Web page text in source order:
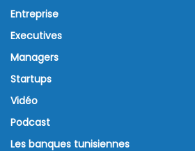
Entreprise
Executives
Managers
Startups
Vidéo
Podcast
Les banques tunisiennes